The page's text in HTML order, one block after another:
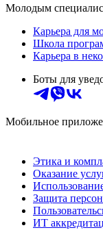
Молодым
Карьера для
Школа
Карьера в
Боты для
Мобильное
Этика и
Оказание
Защита
ИТ